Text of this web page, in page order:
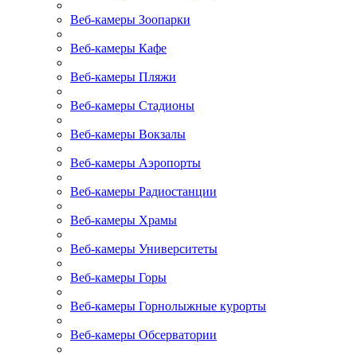
Веб-камеры Зоопарки
Веб-камеры Кафе
Веб-камеры Пляжи
Веб-камеры Стадионы
Веб-камеры Вокзалы
Веб-камеры Аэропорты
Веб-камеры Радиостанции
Веб-камеры Храмы
Веб-камеры Университеты
Веб-камеры Горы
Веб-камеры Горнолыжные курорты
Веб-камеры Обсерватории